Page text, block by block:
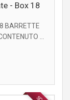
- Box 18
BARRETTE
...